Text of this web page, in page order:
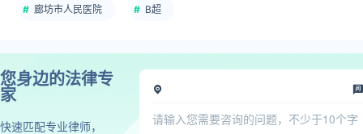
廊坊市人民医院 B超
您身边的法律专
家
快速匹配专业律师，